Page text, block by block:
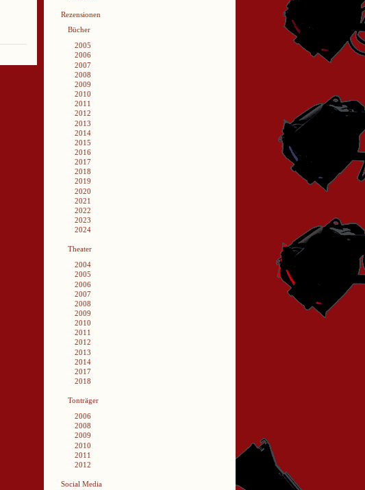
Rezensionen
Bücher
2005
2006
2007
2008
2009
2010
2011
2012
2013
2014
2015
2016
2017
2018
2019
2020
2021
2022
2023
2024
Theater
2004
2005
2006
2007
2008
2009
2010
2011
2012
2013
2014
2017
2018
Tonträger
2006
2008
2009
2010
2011
2012
Social Media